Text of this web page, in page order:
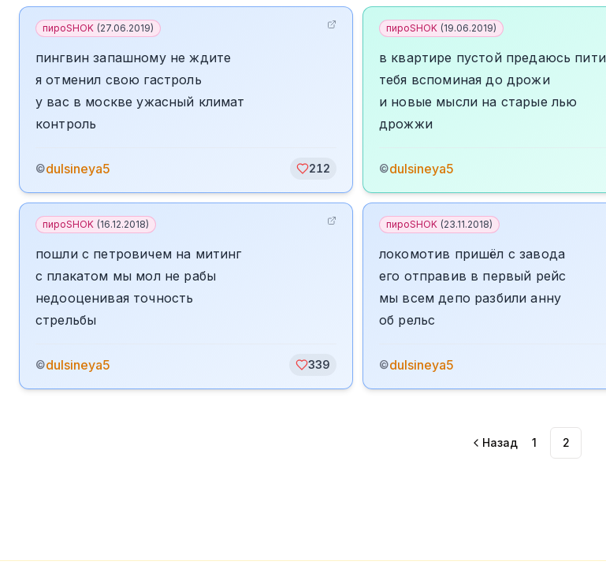
пироSHOK (27.06.2019)
пингвин запашному не ждите
я отменил свою гастроль
у вас в москве ужасный климат
контроль
©dulsineya5 212
пироSHOK (19.06.2019)
в квартире пустой предаюсь
тебя вспоминая до дрожи
и новые мысли на старые лью
дрожжи
©dulsineya5
пироSHOK (16.12.2018)
пошли с петровичем на митинг
с плакатом мы мол не рабы
недооценивая точность
стрельбы
©dulsineya5 339
пироSHOK (23.11.2018)
локомотив пришёл с завода
его отправив в первый рейс
мы всем депо разбили анну
об рельс
©dulsineya5
Назад 1 2